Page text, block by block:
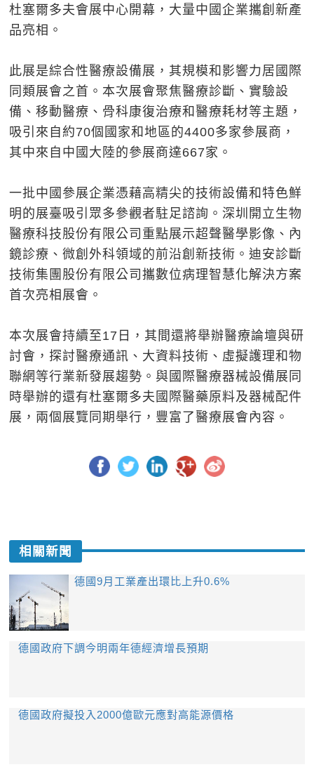
杜塞爾多夫會展中心開幕，大量中國企業攜創新產
品亮相。
此展是綜合性醫療設備展，其規模和影響力居國際
同類展會之首。本次展會聚焦醫療診斷、實驗設
備、移動醫療、骨科康復治療和醫療耗材等主題，
吸引來自約70個國家和地區的4400多家參展商，
其中來自中國大陸的參展商達667家。
一批中國參展企業憑藉高精尖的技術設備和特色鮮
明的展臺吸引眾多參觀者駐足諮詢。深圳開立生物
醫療科技股份有限公司重點展示超聲醫學影像、內
鏡診療、微創外科領域的前沿創新技術。迪安診斷
技術集團股份有限公司攜數位病理智慧化解決方案
首次亮相展會。
本次展會持續至17日，其間還將舉辦醫療論壇與研
討會，探討醫療通訊、大資料技術、虛擬護理和物
聯網等行業新發展趨勢。與國際醫療器械設備展同
時舉辦的還有杜塞爾多夫國際醫藥原料及器械配件
展，兩個展覽同期舉行，豐富了醫療展會內容。
相關新聞
德國9月工業產出環比上升0.6%
德國政府下調今明兩年德經濟增長預期
德國政府擬投入2000億歐元應對高能源價格